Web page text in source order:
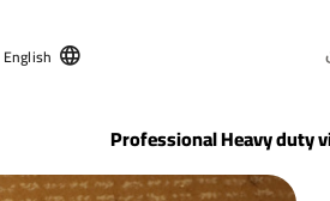
English
Professional Heavy duty